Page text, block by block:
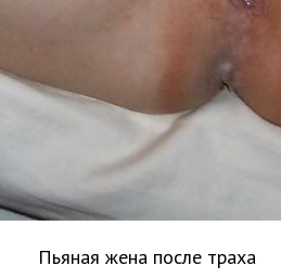
Пьяная жена после траха